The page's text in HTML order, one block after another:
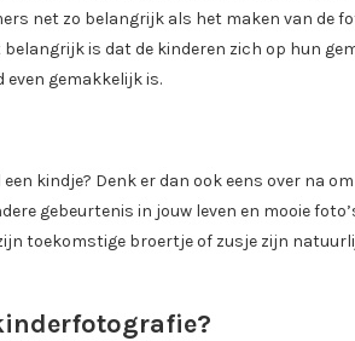
net zo belangrijk als het maken van de
is dat de kinderen zich op hun
gemakkelijk is.
kindje? Denk er dan ook eens over na
gebeurtenis in jouw leven en mooie
toekomstige broertje of zusje zijn